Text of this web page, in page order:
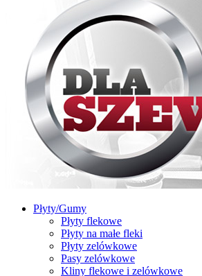
Płyty/Gumy
Płyty flekowe
Płyty na małe fleki
Płyty zelówkowe
Pasy zelówkowe
Kliny flekowe i zelówkowe